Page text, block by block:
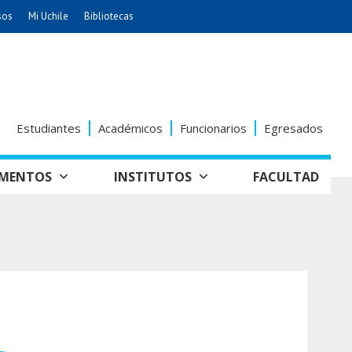
Cs. Sociales
Economía y Negocios
Mi Uchile Bibliotecas
Estudiantes Académicos Funcionarios Egresados
INSTITUTOS
FACULTAD